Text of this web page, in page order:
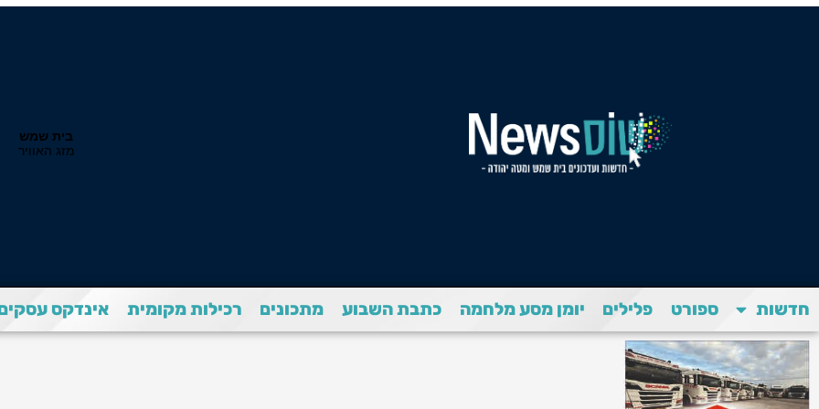
חדשות ספורט פלילים יומן מסע מלחמה כתבת השבוע מתכונים רכילות מקומית אינדקס